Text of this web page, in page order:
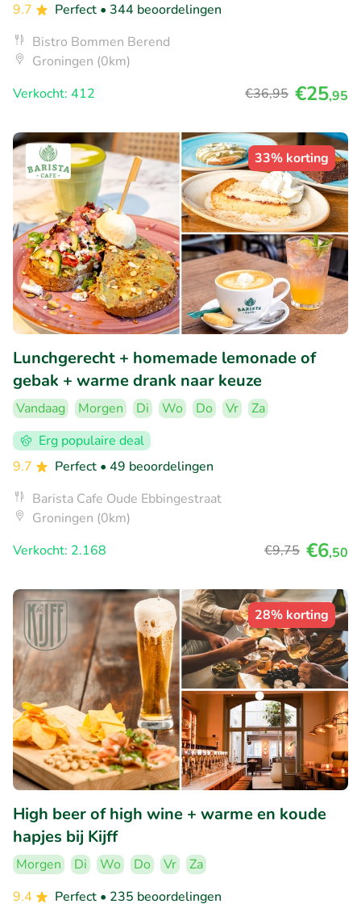
9.7
Perfect • 344 beoordelingen
Bistro Bommen Berend
Groningen (0km)
Verkocht: 412
€36,95 €25,95
33% korting
Lunchgerecht + homemade lemonade of
gebak + warme drank naar keuze
Vandaag Morgen Di Wo Do Vr
Za
Erg populaire deal
9.7
Perfect • 49 beoordelingen
Barista Cafe Oude Ebbingestraat
Groningen (0km)
Verkocht: 2.168
€9,75 €6,50
28% korting
High beer of high wine + warme en koude
hapjes bij Kijff
Morgen Di Wo Do Vr
Za
9.4
Perfect • 235 beoordelingen